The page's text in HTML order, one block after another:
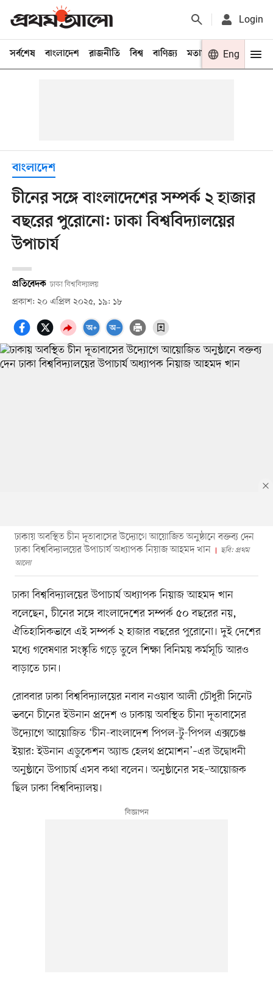
Login
সর্বশেষ বাংলাদেশ রাজনীতি বিশ্ব বাণিজ্য মতামত খেলা
Eng
বাংলাদেশ
চীনের সঙ্গে বাংলাদেশের সম্পর্ক ২ হাজার
বছরের পুরোনো: ঢাকা বিশ্ববিদ্যালয়ের
উপাচার্য
প্রতিবেদক ঢাকা বিশ্ববিদ্যালয়
প্রকাশ: ২০ এপ্রিল ২০২৫, ১৯: ১৮
ঢাকায় অবস্থিত চীন দূতাবাসের উদ্যোগে আয়োজিত অনুষ্ঠানে বক্তব্য দেন
ঢাকা বিশ্ববিদ্যালয়ের উপাচার্য অধ্যাপক নিয়াজ আহমদ খান
ছবি: প্রথম
আলো
ঢাকা বিশ্ববিদ্যালয়ের উপাচার্য অধ্যাপক নিয়াজ আহমদ খান
বলেছেন, চীনের সঙ্গে বাংলাদেশের সম্পর্ক ৫০ বছরের নয়,
ঐতিহাসিকভাবে এই সম্পর্ক ২ হাজার বছরের পুরোনো। দুই দেশের
মধ্যে গবেষণার সংস্কৃতি গড়ে তুলে শিক্ষা বিনিময় কর্মসূচি আরও
বাড়াতে চান।
রোববার ঢাকা বিশ্ববিদ্যালয়ের নবাব নওয়াব আলী চৌধুরী সিনেট
ভবনে চীনের ইউনান প্রদেশ ও ঢাকায় অবস্থিত চীনা দূতাবাসের
উদ্যোগে আয়োজিত ‘চীন-বাংলাদেশ পিপল-টু-পিপল এক্সচেঞ্জ
ইয়ার: ইউনান এডুকেশন অ্যান্ড হেলথ প্রমোশন’–এর উদ্বোধনী
অনুষ্ঠানে উপাচার্য এসব কথা বলেন। অনুষ্ঠানের সহ–আয়োজক
ছিল ঢাকা বিশ্ববিদ্যালয়।